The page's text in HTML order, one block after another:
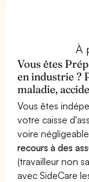
À
Vous êtes
en industrie ?
maladie,
Vous êtes
votre caisse
voire
recours à des
(travailleur non
avec SideCare